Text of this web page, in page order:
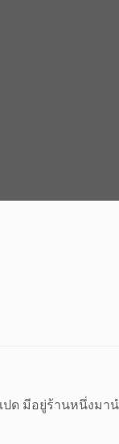
มีอยู่ร้านหนึ่งม